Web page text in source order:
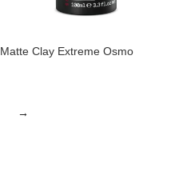
Matte Clay Extreme Osmo
→